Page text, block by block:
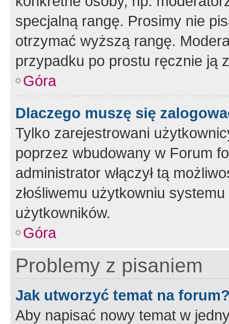
specjalną rangę. Prosimy nie
otrzymać wyższą rangę.
przypadku po prostu ręcznie ją
Góra
Dlaczego muszę się
Tylko zarejestrowani
poprzez wbudowany w Forum
administrator włączył tą
złośliwemu użytkowniu
użytkowników.
Góra
Problemy z pisaniem
Jak utworzyć temat na
Aby napisać nowy temat w